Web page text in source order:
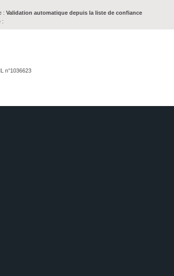
: Validation automatique depuis la liste de confiance
:
n°1036623